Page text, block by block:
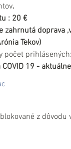
.
: 20 €
zahrnutá doprava
Tekov)
počet
COVID 19 -
z